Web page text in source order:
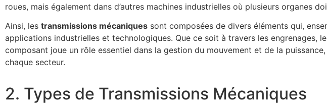
roues, mais également dans d’autres machines industrielles où plusieurs organes
Ainsi, les transmissions mécaniques sont composées de divers éléments qui,
applications industrielles et technologiques. Que ce soit à travers les engrenages,
composant joue un rôle essentiel dans la gestion du mouvement et de la
chaque secteur.
2. Types de Transmissions Mécaniques